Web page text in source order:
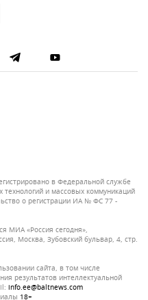
в Федеральной службе
и массовых коммуникаций
о регистрации ИА № ФС 77 -
МИА «Россия сегодня»,
Москва, Зубовский бульвар, 4, стр.
сайта, в том числе
результатов интеллектуальной
info.ee@baltnews.com
18+